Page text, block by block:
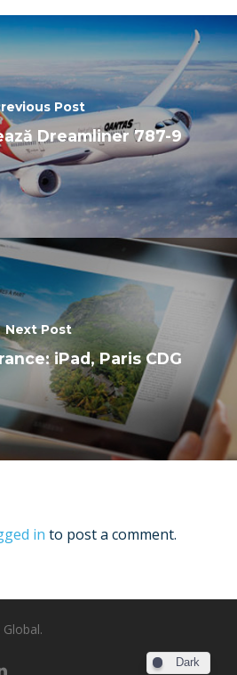
Post
Dreamliner 787-9
Next Post
iPad, Paris CDG
in to post a comment.
Paris 2019
Dark